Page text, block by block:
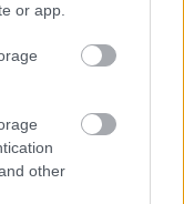
or app.
other